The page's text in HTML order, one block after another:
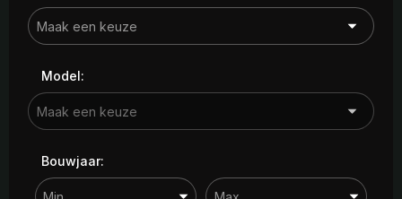
Model:
Bouwjaar: